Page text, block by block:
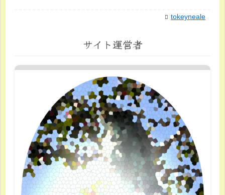
tokeyneale
サイト運営者